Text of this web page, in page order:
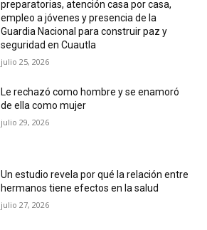
preparatorias, atención casa por casa,
empleo a jóvenes y presencia de la
Guardia Nacional para construir paz y
seguridad en Cuautla
julio 25, 2026
Le rechazó como hombre y se enamoró
de ella como mujer
julio 29, 2026
Un estudio revela por qué la relación entre
hermanos tiene efectos en la salud
julio 27, 2026